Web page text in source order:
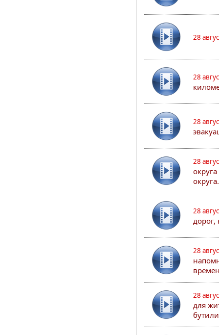
28
28
28
28
округа.
28
28
28
для